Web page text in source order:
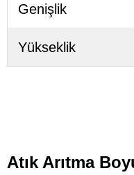
Genişlik
Yükseklik
Atık Arıtma